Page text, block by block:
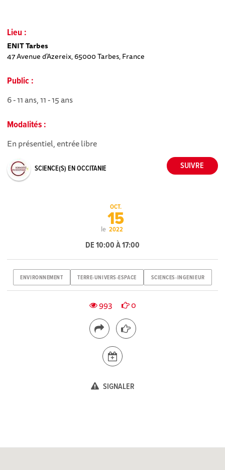
Lieu :
ENIT Tarbes
47 Avenue d'Azereix, 65000 Tarbes, France
Public :
6 - 11 ans, 11 - 15 ans
Modalités :
En présentiel, entrée libre
SCIENCE(S) EN OCCITANIE
le
OCT.
15
2022
DE 10:00 À 17:00
ENVIRONNEMENT TERRE-UNIVERS-ESPACE SCIENCES-INGENIEUR
993 0
SIGNALER